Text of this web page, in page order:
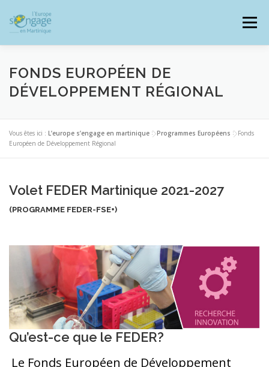
contenu
Menu
SIGNALER UNE FRAUDE
FONDS EUROPÉEN DE
DÉVELOPPEMENT RÉGIONAL
Vous êtes ici : L’europe s’engage en martinique >Programmes Européens >Fonds
Européen de Développement Régional
Volet FEDER Martinique 2021-2027
(PROGRAMME FEDER-FSE+)
Qu’est-ce que le FEDER?
Le Fonds Européen de Développement